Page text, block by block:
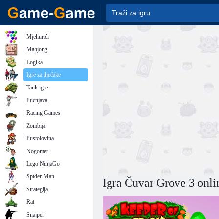
Igra Čuvar Grove 3
Mjehurići
Mahjong
Logika
Igre za dječake
Tank igre
Pucnjava
Racing Games
Zombija
Pustolovina
Nogomet
Lego NinjaGo
Spider-Man
Strategija
Rat
Snajper